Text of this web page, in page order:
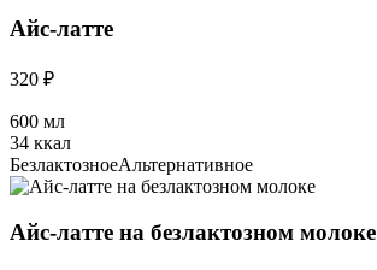
Айс-латте
320 ₽
600 мл
34 ккал
БезлактозноеАльтернативное
Айс-латте на безлактозном молоке